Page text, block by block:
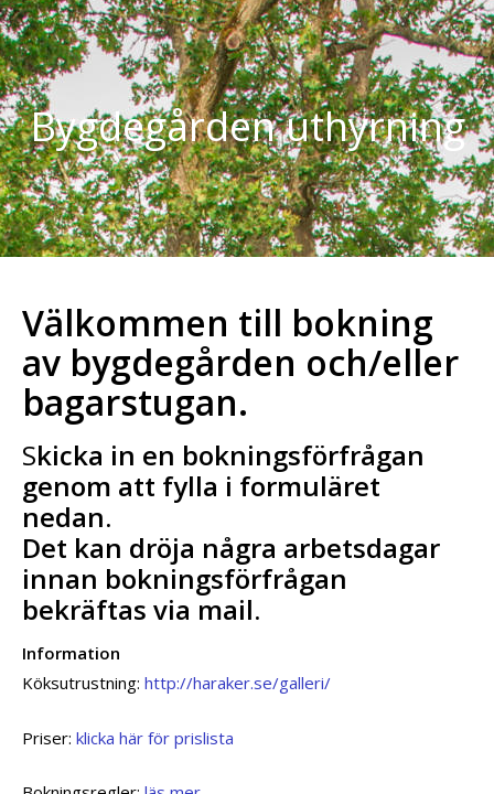
Bygdegården uthyrning
Välkommen till bokning
av bygdegården och/eller
bagarstugan.
Skicka in en bokningsförfrågan
genom att fylla i formuläret
nedan.
Det kan dröja några arbetsdagar
innan bokningsförfrågan
bekräftas via mail.
Information
Köksutrustning: http://haraker.se/galleri/
Priser: klicka här för prislista